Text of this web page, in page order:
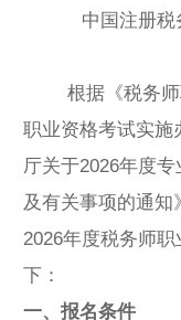
中国注册税
根据《税务师
职业资格考试实施
厅关于2026年度
及有关事项的通知
2026年度税务师
下：
一、报名条件